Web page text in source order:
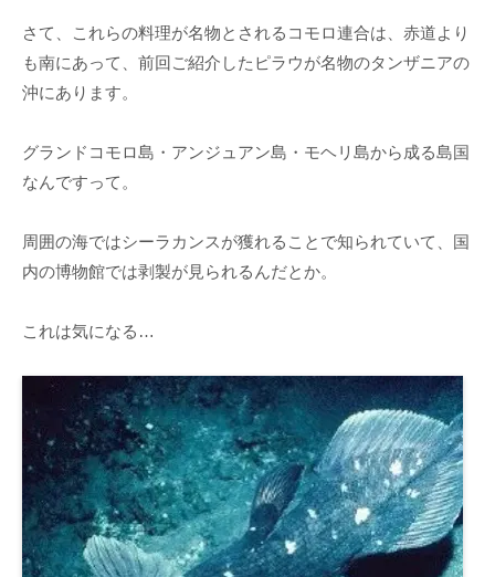
さて、これらの料理が名物とされるコモロ連合は、赤道より
も南にあって、前回ご紹介したピラウが名物のタンザニアの
沖にあります。
グランドコモロ島・アンジュアン島・モヘリ島から成る島国
なんですって。
周囲の海ではシーラカンスが獲れることで知られていて、国
内の博物館では剥製が見られるんだとか。
これは気になる…